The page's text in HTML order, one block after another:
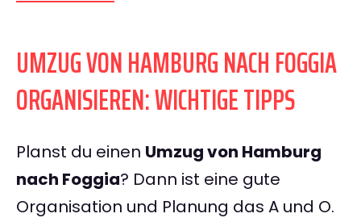
UMZUG VON HAMBURG NACH FOGGIA
ORGANISIEREN: WICHTIGE TIPPS
Planst du einen Umzug von Hamburg
nach Foggia? Dann ist eine gute
Organisation und Planung das A und O.